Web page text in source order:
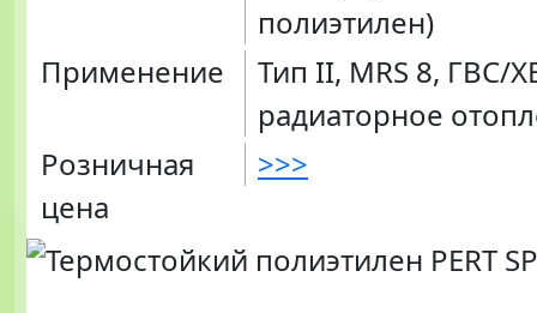
полиэтилен)
Применение
Тип II, MRS 8, ГВС/
радиаторное
Розничная
цена
>>>